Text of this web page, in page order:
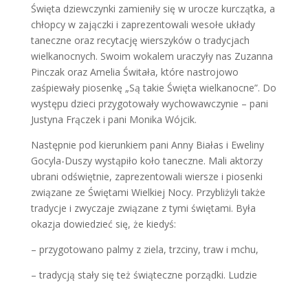
Święta dziewczynki zamieniły się w urocze kurczątka, a
chłopcy w zajączki i zaprezentowali wesołe układy
taneczne oraz recytację wierszyków o tradycjach
wielkanocnych. Swoim wokalem uraczyły nas Zuzanna
Pinczak oraz Amelia Świtała, które nastrojowo
zaśpiewały piosenkę „Są takie Święta wielkanocne”. Do
występu dzieci przygotowały wychowawczynie – pani
Justyna Frączek i pani Monika Wójcik.
Następnie pod kierunkiem pani Anny Białas i Eweliny
Gocyla-Duszy wystąpiło koło taneczne. Mali aktorzy
ubrani odświętnie, zaprezentowali wiersze i piosenki
związane ze Świętami Wielkiej Nocy. Przybliżyli także
tradycje i zwyczaje związane z tymi świętami. Była
okazja dowiedzieć się, że kiedyś:
– przygotowano palmy z ziela, trzciny, traw i mchu,
– tradycją stały się też świąteczne porządki. Ludzie